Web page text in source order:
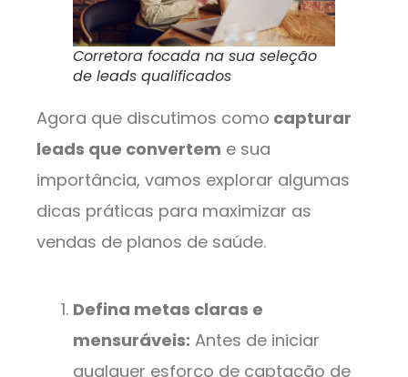
Corretora focada na sua seleção
de leads qualificados
Agora que discutimos como capturar
leads que convertem e sua
importância, vamos explorar algumas
dicas práticas para maximizar as
vendas de planos de saúde.
Defina metas claras e
mensuráveis: Antes de iniciar
qualquer esforço de captação de